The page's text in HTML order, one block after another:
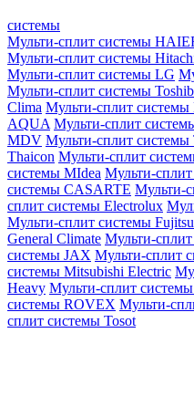
системы
Мульти-сплит системы
Мульти-сплит системы
Мульти-сплит системы LG
Мульти-сплит системы
Clima Мульти-сплит системы
AQUA Мульти-сплит
MDV Мульти-сплит системы
Thaicon Мульти-сплит
системы MIdea Мульти-
системы CASARTE Мульти-
сплит системы Electrolux
Мульти-сплит системы
General Climate Мульти-
системы JAX Мульти-сплит
системы Mitsubishi Electric
Heavy Мульти-сплит
системы ROVEX Мульти-
сплит системы Tosot